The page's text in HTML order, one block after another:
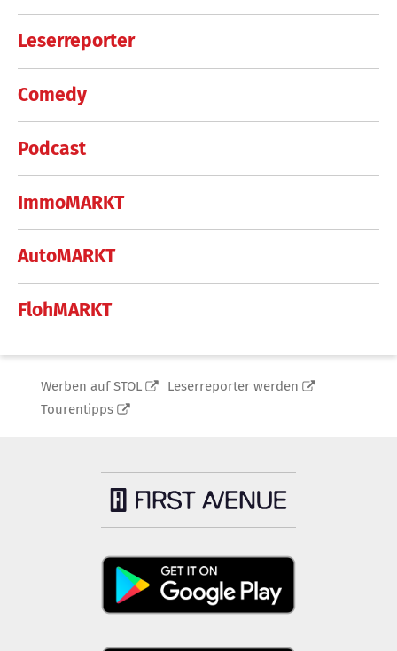
Leserreporter
Comedy
Podcast
ImmoMARKT
AutoMARKT
FlohMARKT
Werben auf STOL
Leserreporter werden
Tourentipps